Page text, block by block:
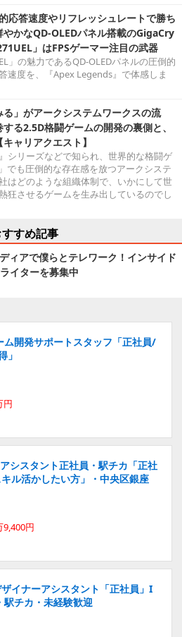
応答速度やリフレッシュレートで勝ち
やかなQD-OLEDパネル搭載のGigaCry
」はFPSゲーマー注目の武器
」の魅力であるQD-OLEDパネルの圧倒的
速度を、『Apex Legends』で体感しま
る」がアークシステムワークスの流
る2.5D格闘ゲームの開発の裏側と、
ャリアクエスト】
シリーズなどで知られ、世界的な格闘ゲ
でも圧倒的な存在感を放つアークシステ
はどのような組織体制で、いかにして世
狂させるゲームを生み出しているのでし
すすめ記事
ィアで僕らとテレワーク！インサイド
イターを募集中
開発サポートスタッフ「正社員/
」
円
シスタント正社員・駅チカ「正社
ル活かしたい方」・中央区銀座
9,400円
イナーアシスタント「正社員」I
駅チカ・未経験歓迎